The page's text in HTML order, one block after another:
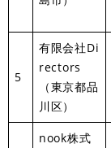
5
有限会社Di
rectors
（東京都品
川区）
nook株式